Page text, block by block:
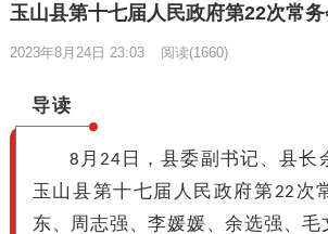
玉山县第十七届人民政府第22次常
2023年8月24日 23:03 阅读(1660)
导读
8 月24 日，县委副书记、县长
玉山县第十七届人民政府第22 次
东、周志强、李媛媛、余选强、毛